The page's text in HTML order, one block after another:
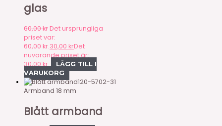
glas
60,00krDet ursprungliga
priset var:
60,00 kr.30,00 krDet
nuvarande priset är:
30,00 kr.
LÄGG TILL I
VARUKORG
120-5702-31
Armband 18 mm
Blått armband